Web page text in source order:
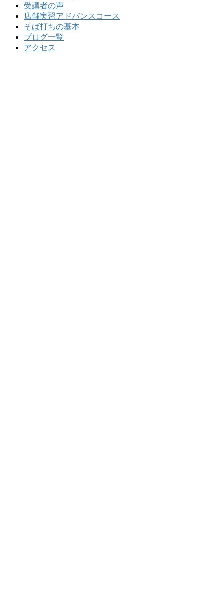
受講者の声
店舗実習アドバンスコース
そば打ちの基本
ブログ一覧
アクセス